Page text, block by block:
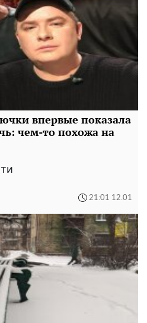
впервые показала
чем-то похожа на
21:01 12.01